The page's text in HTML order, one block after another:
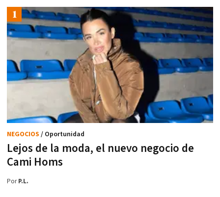
Lejos de la moda, el nuevo negocio de
Cami Homs
NEGOCIOS / Oportunidad
PorP.L.